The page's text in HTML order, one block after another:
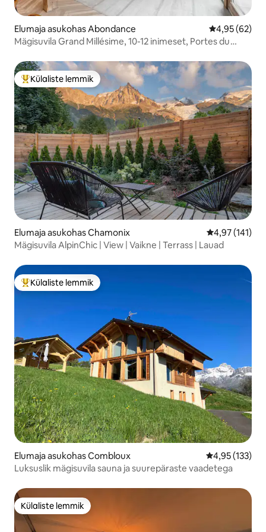
Elumaja asukohas Abondance Keskmine
4,95 (62)
Mägisuvila Grand Millésime, 10-12 inimeset, Portes du
Külaliste suur lemmik
Külaliste lemmik
Elumaja asukohas Chamonix Keskmine
4,97 (141)
Mägisuvila AlpinChic | View | Vaikne | Terrass | Lauad
Külaliste suur lemmik
Külaliste lemmik
Elumaja asukohas Combloux Keskmine
4,95 (133)
Luksuslik mägisuvila sauna ja suurepäraste vaadetega
Külaliste lemmik
Külaliste lemmik